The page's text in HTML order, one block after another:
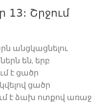
13: Շրջում
անցկացնելու
են, երբ
է ցածր
ցածր
է ձախ ոտքով առաջ